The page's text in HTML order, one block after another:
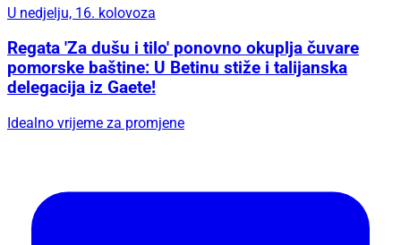
U nedjelju, 16. kolovoza
Regata 'Za dušu i tilo' ponovno okuplja čuvare
pomorske baštine: U Betinu stiže i talijanska
delegacija iz Gaete!
Idealno vrijeme za promjene